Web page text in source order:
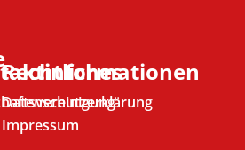
Rechtliches
Datenschutzerklärung
Impressum